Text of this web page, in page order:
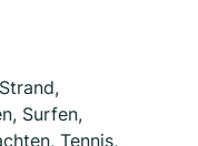
Surfen,
Tennis,